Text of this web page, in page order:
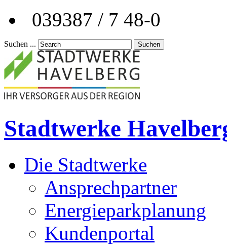
039387 / 7 48-0
Suchen ... Suchen
Stadtwerke
Die Stadtwerke
Ansprechpartner
Energieparkplanung
Kundenportal